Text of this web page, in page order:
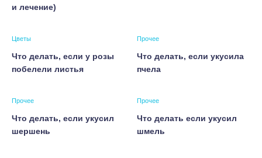
и лечение)
Цветы
Что делать, если у розы
побелели листья
Прочее
Что делать, если укусила
пчела
Прочее
Что делать, если укусил
шершень
Прочее
Что делать если укусил
шмель